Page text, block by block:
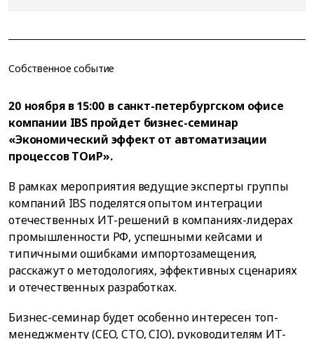
Собственное событие
20 ноября в 15:00 в санкт-петербургском офисе
компании IBS пройдет бизнес-семинар
«Экономический эффект от автоматизации
процессов ТОиР».
В рамках мероприятия ведущие эксперты группы
компаний IBS поделятся опытом интеграции
отечественных ИТ-решений в компаниях-лидерах
промышленности РФ, успешными кейсами и
типичными ошибками импортозамещения,
расскажут о методологиях, эффективных сценариях
и отечественных разработках.
Бизнес-семинар будет особенно интересен топ-
менеджменту (CEO, CTO, CIO), руководителям ИT-